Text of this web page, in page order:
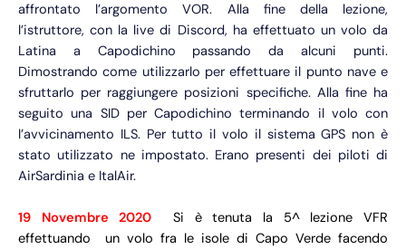
affrontato l’argomento VOR. Alla fine della lezione,
l’istruttore, con la live di Discord, ha effettuato un volo da
Latina a Capodichino passando da alcuni punti.
Dimostrando come utilizzarlo per effettuare il punto nave e
sfruttarlo per raggiungere posizioni specifiche. Alla fine ha
seguito una SID per Capodichino terminando il volo con
l’avvicinamento ILS. Per tutto il volo il sistema GPS non è
stato utilizzato ne impostato. Erano presenti dei piloti di
AirSardinia e ItalAir.
19 Novembre 2020 Si è tenuta la 5^ lezione VFR
effettuando un volo fra le isole di Capo Verde facendo